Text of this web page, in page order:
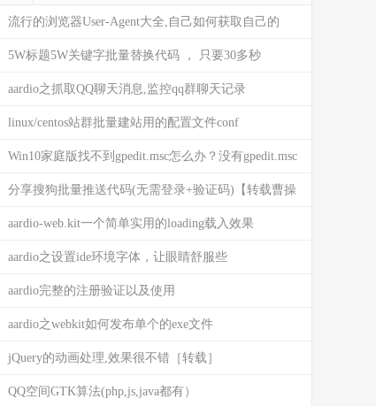
流行的浏览器User-Agent大全,自己如何获取自己的
user-agent
5W标题5W关键字批量替换代码 ， 只要30多秒
(AARDIO代码)
aardio之抓取QQ聊天消息,监控qq群聊天记录
linux/centos站群批量建站用的配置文件conf
Win10家庭版找不到gpedit.msc怎么办？没有gpedit.msc
是什么情况？来这看看解决方法
分享搜狗批量推送代码(无需登录+验证码)【转载曹操
BG】
aardio-web.kit一个简单实用的loading载入效果
(HTML5)
aardio之设置ide环境字体，让眼睛舒服些
aardio完整的注册验证以及使用
aardio之webkit如何发布单个的exe文件
jQuery的动画处理,效果很不错［转载］
QQ空间GTK算法(php,js,java都有）